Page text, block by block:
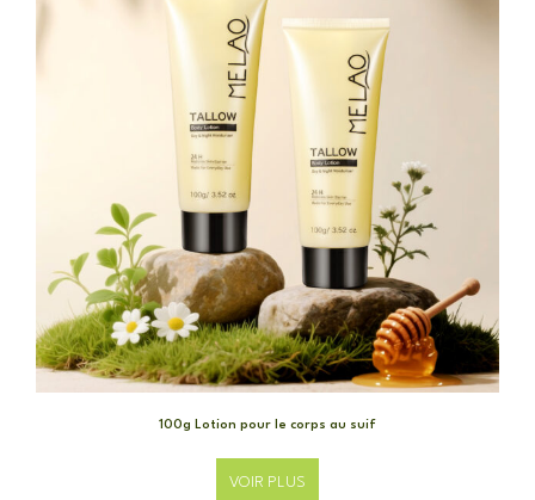
100g Lotion pour le corps au suif
VOIR PLUS